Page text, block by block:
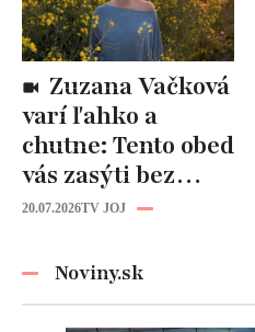
varí ľahko a
chutne: Tento obed
vás zasýti bez
zbytočných kalórií
20.07.2026TV JOJ
Noviny.sk